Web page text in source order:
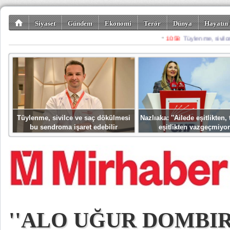
Siyaset Gündem Ekonomi Terör Dünya
Spor Misafir
Tüylenme, sivilce ve saç dökülmesi
bu sendroma işaret edebilir
Nazlıaka: ''Ailede eşitlikten,
eşitlikten
''ALO UĞUR